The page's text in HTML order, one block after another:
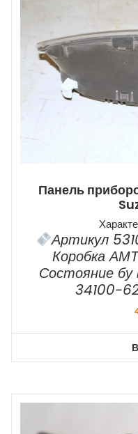
Панель
Артикул
Коробка
Состояние
34100-